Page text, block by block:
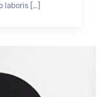
laboris […]